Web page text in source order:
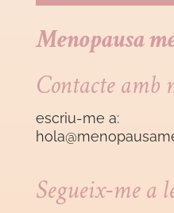
Menopausa
Contacte amb
escriu-me a:
Segueix-me a